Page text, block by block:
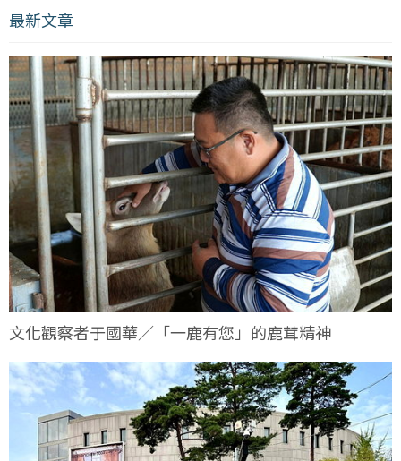
最新文章
文化觀察者于國華／「一鹿有您」的鹿茸精神